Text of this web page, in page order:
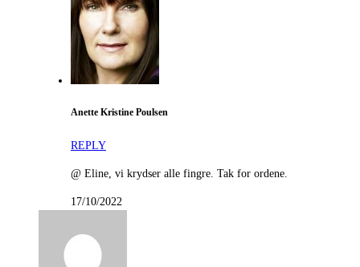
Anette Kristine Poulsen
REPLY
@ Eline, vi krydser alle fingre. Tak for ordene.
17/10/2022